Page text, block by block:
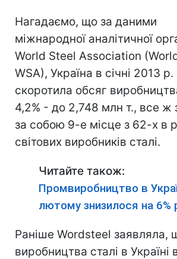
Нагадаємо, що за даними
міжнародної аналітичної
World Steel Association
WSA), Україна в січні 2013 р.
скоротила обсяг
4,2% - до 2,748 млн т., все ж
за собою 9-е місце з 62-х в
світових виробників сталі.
Читайте також:
Промвиробництво в
лютому знизилося на 6%
Раніше Wordsteel заявляла,
виробництва сталі в Україні